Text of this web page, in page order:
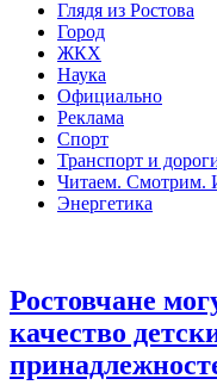
Глядя из Ростова
Город
ЖКХ
Наука
Официально
Реклама
Спорт
Транспорт и
Читаем. Смотрим.
Энергетика
Ростовчане
качество